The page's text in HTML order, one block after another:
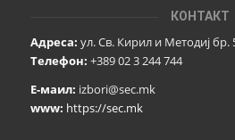
КОНТАКТ
Адреса: ул. Св. Кирил и Методиј бр.
Телефон: +389 02 3 244 744
Е-маил: izbori@sec.mk
www: https://sec.mk